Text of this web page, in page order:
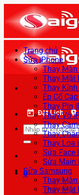
qua
nội
dung
Đặt Lịch
Tìm
kiếm:
0
Trang chủ
Sửa iPhone
Thay
Thay Mặt
Thay
Ép Cổ
Thay Pin
Thay Vỏ
Thay
Thay
Thay Loa
Sửa Face
Sửa Main
Sửa Samsung
Thay
Thay Mặt